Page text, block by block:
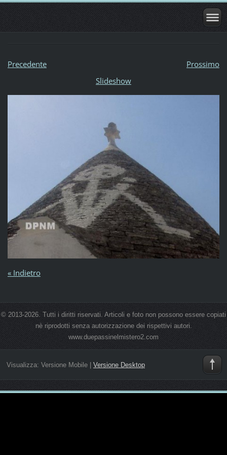
Precedente
Prossimo
Slideshow
« Indietro
© 2013-2026. Tutti i diritti riservati. Articoli e foto non possono essere copiati
nè riprodotti senza autorizzazione dei rispettivi autori.
www.duepassinelmistero2.com
Visualizza: Versione Mobile| Versione Desktop